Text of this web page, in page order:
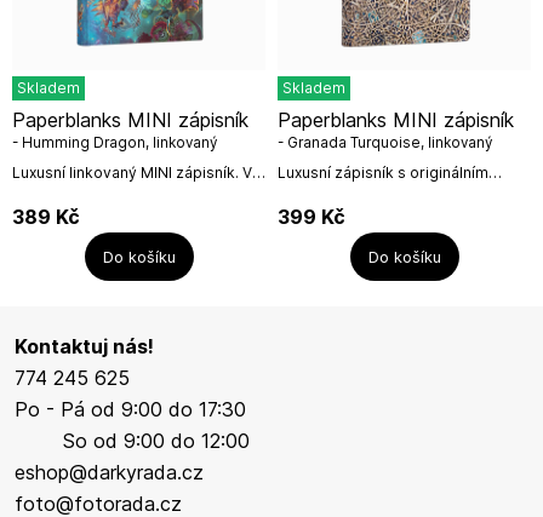
Skladem
Luxusní linkovaný MINI zápisník. V
zápisníku s dílem Androida Jonese
se setkávají starověké duchovní...
Paperblanks MINI zápisník
- Humming Dragon, linkovaný
389 Kč
Do košíku
Skladem
Luxusní zápisník s originálním
TURQUOISE.Fotograf Gérard
Degeorge cestoval po světě a
zachycoval velkolepé kusy...
Paperblanks MINI zápisník
- Granada Turquoise, linkovaný
399 Kč
Do košíku
Kontaktuj nás!
774 245 625
Po - Pá od 9:00 do 17:30
So od 9:00 do 12:00
eshop@darkyrada.cz
foto@fotorada.cz